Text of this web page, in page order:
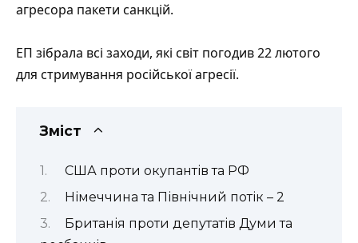
агресора пакети санкцій.
ЕП зібрала всі заходи, які світ погодив 22 лютого
для стримування російської агресії.
Зміст
США проти окупантів та РФ
Німеччина та Північний потік – 2
Британія проти депутатів Думи та